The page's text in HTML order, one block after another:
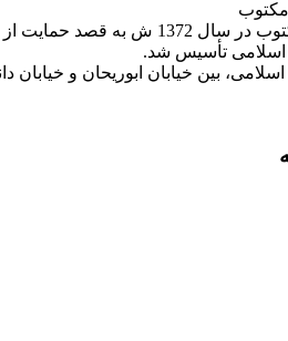
مؤسسه پژوهشی میراث
تأسیس شد.
خیابان ابوریحان و خیابان دانشگاه، شمارۀ 1182